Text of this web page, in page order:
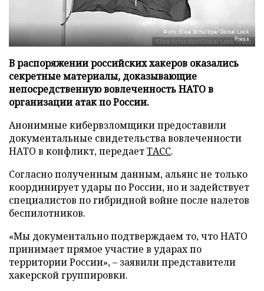
Фото: Elisa Schu/dpa/Global Look
Press
В распоряжении российских хакеров оказались
секретные материалы, доказывающие
непосредственную вовлеченность НАТО в
организации атак по России.
Анонимные кибервзломщики предоставили
документальные свидетельства вовлеченности
НАТО в конфликт, передаетТАСС.
Согласно полученным данным, альянс не только
координирует удары по России, но и задействует
специалистов по гибридной войне после налетов
беспилотников.
«Мы документально подтверждаем то, что НАТО
принимает прямое участие в ударах по
территории России», – заявили представители
хакерской группировки.